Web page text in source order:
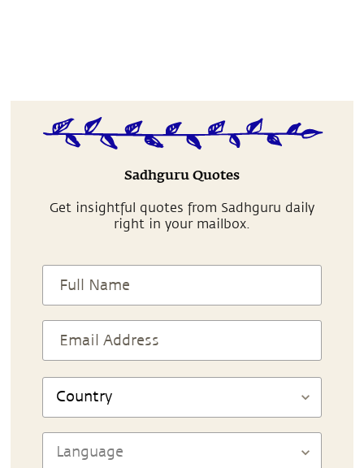
Sadhguru Quotes
Get insightful quotes from Sadhguru daily
right in your mailbox.